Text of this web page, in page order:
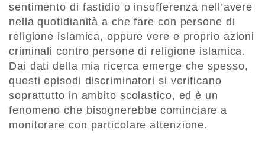
sentimento di fastidio o insofferenza nell’avere
nella quotidianità a che fare con persone di
religione islamica, oppure vere e proprio azioni
criminali contro persone di religione islamica.
Dai dati della mia ricerca emerge che spesso,
questi episodi discriminatori si verificano
soprattutto in ambito scolastico, ed è un
fenomeno che bisognerebbe cominciare a
monitorare con particolare attenzione.